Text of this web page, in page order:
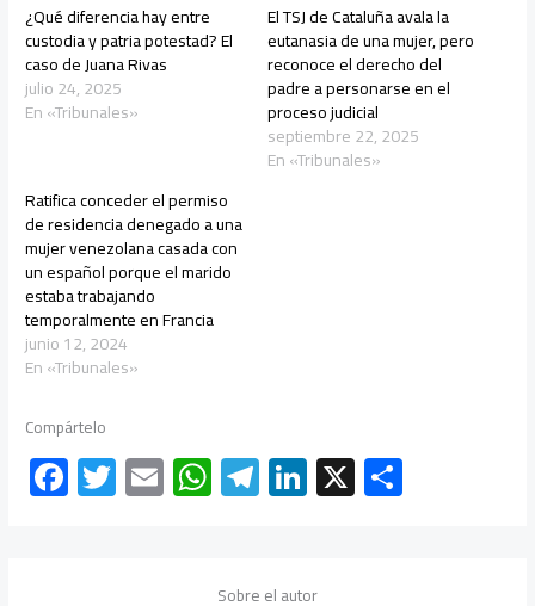
¿Qué diferencia hay entre
custodia y patria potestad? El
caso de Juana Rivas
julio 24, 2025
En «Tribunales»
El TSJ de Cataluña avala la
eutanasia de una mujer, pero
reconoce el derecho del
padre a personarse en el
proceso judicial
septiembre 22, 2025
En «Tribunales»
Ratifica conceder el permiso
de residencia denegado a una
mujer venezolana casada con
un español porque el marido
estaba trabajando
temporalmente en Francia
junio 12, 2024
En «Tribunales»
Compártelo
F
ac
T
wi
E
m
W
h
Te
le
Li
nk
X
Sobre el autor